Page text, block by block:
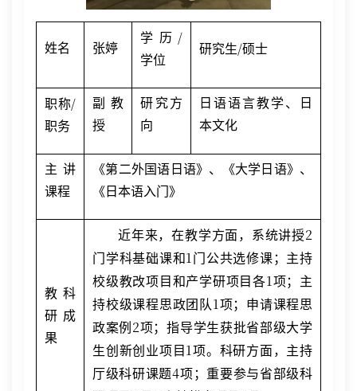
姓名 张婷
学历 /
学位
研究生/硕士
职称/
职务
副教
授
研究方
向
日语语言教学、日
本文化
主讲
课程
《第二外国语日语》、《大学日语》、
《日本语入门》
教科
研成
果
近年来，在教学方面，系统讲授2
门学科基础课和1门公共选修课；主持
校级教改项目和产学研项目各1项；主
持校级课程思政团队 1项；申请课程思
政案例 2项；指导学生获批省部级大学
生创新创业项目 1项。科研方面，主持
厅级科研课题4项；重要参与省部级科